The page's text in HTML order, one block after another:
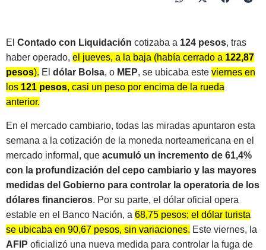
El Contado con Liquidación cotizaba a 124 pesos, tras
haber operado, el jueves, a la baja (había cerrado a 122,87
pesos). El dólar Bolsa, o MEP, se ubicaba este viernes en
los 121 pesos, casi un peso por encima de la rueda
anterior.
En el mercado cambiario, todas las miradas apuntaron esta
semana a la cotización de la moneda norteamericana en el
mercado informal, que acumuló un incremento de 61,4%
con la profundización del cepo cambiario y las mayores
medidas del Gobierno para controlar la operatoria de los
dólares financieros. Por su parte, el dólar oficial opera
estable en el Banco Nación, a 68,75 pesos; el dólar turista
se ubicaba en 90,67 pesos, sin variaciones. Este viernes, la
AFIP oficializó una nueva medida para controlar la fuga de